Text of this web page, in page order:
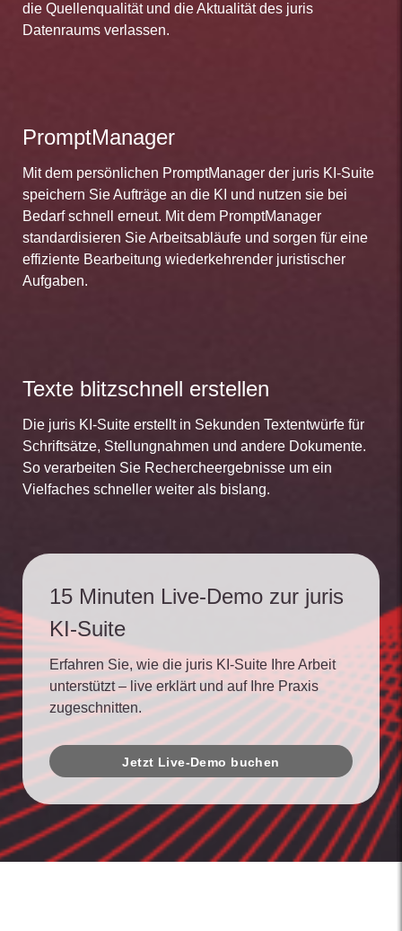
die Quellenqualität und die Aktualität des juris
Datenraums verlassen.
PromptManager
Mit dem persönlichen PromptManager der juris KI-Suite
speichern Sie Aufträge an die KI und nutzen sie bei
Bedarf schnell erneut. Mit dem PromptManager
standardisieren Sie Arbeitsabläufe und sorgen für eine
effiziente Bearbeitung wiederkehrender juristischer
Aufgaben.
Texte blitzschnell erstellen
Die juris KI-Suite erstellt in Sekunden Textentwürfe für
Schriftsätze, Stellungnahmen und andere Dokumente.
So verarbeiten Sie Rechercheergebnisse um ein
Vielfaches schneller weiter als bislang.
15 Minuten Live-Demo zur juris
KI-Suite
Erfahren Sie, wie die juris KI-Suite Ihre Arbeit
unterstützt – live erklärt und auf Ihre Praxis
zugeschnitten.
Jetzt Live-Demo buchen